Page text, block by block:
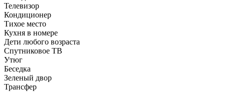
Телевизор
Кондиционер
Тихое место
Кухня в номере
Дети любого возраста
Спутниковое ТВ
Утюг
Беседка
Зеленый двор
Трансфер